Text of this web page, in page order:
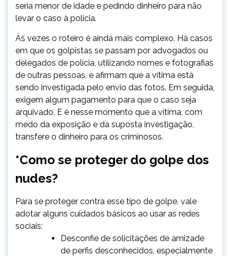
seria menor de idade e pedindo dinheiro para não
levar o caso à polícia.
Às vezes o roteiro é ainda mais complexo. Há casos
em que os golpistas se passam por advogados ou
delegados de polícia, utilizando nomes e fotografias
de outras pessoas, e afirmam que a vítima está
sendo investigada pelo envio das fotos. Em seguida,
exigem algum pagamento para que o caso seja
arquivado. E é nesse momento que a vítima, com
medo da exposição e da suposta investigação,
transfere o dinheiro para os criminosos.
*Como se proteger do golpe dos
nudes?
Para se proteger contra esse tipo de golpe, vale
adotar alguns cuidados básicos ao usar as redes
sociais:
Desconfie de solicitações de amizade
de perfis desconhecidos, especialmente